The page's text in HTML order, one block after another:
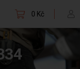
0 Kč